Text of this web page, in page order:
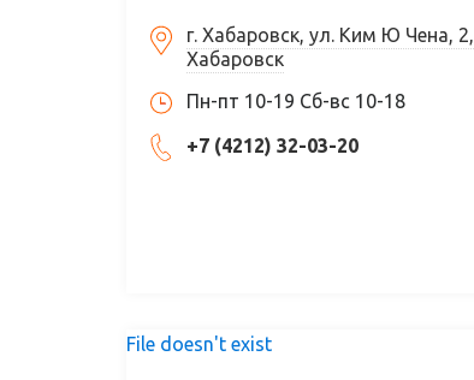
г. Хабаровск, ул. Ким Ю Чена, 2,
Хабаровск
Пн-пт 10-19 Сб-вс 10-18
+7 (4212) 32-03-20
File doesn't exist